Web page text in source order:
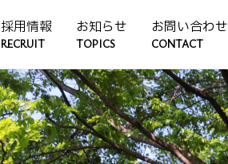
採用情報
RECRUIT
募集職種一覧
お知らせ
TOPICS
お問い合わせ
CONTACT